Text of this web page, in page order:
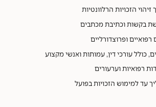
הזכויות הרלוונטיות
בקשות וכתיבת מכתבים
ופרוצדורליים
כולל עורכי דין, עמותות ואנשי מקצוע
רפואיות וערעורים
עד למימוש הזכויות בפועל